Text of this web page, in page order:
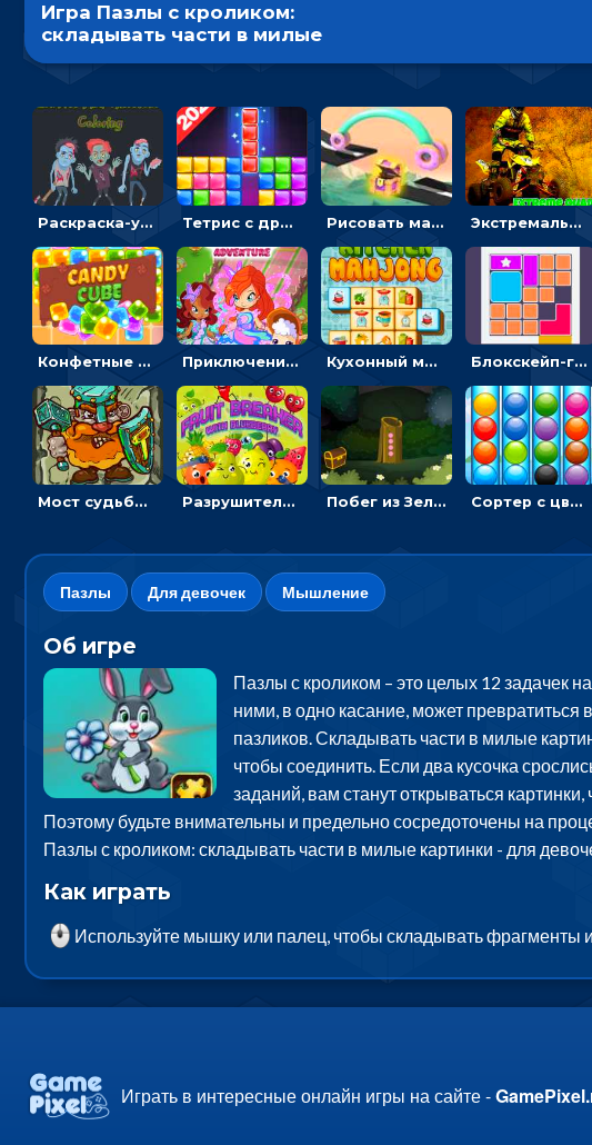
Игра Пазлы с кроликом:
складывать части в милые
картинки - для девочек
Раскраска-ужастик: разукрась зомби и скелетов Тетрис с драгоценными камнями: расставляй блоки, чтобы получить линию - головоломка Рисовать машину и выигрывать гонку - для мальчиков Экстремальные пазлы с квадроциклами: собирать крутые тачки
Конфетные кубики: двигать сладости в сторону, чтобы стрелять по целям Приключения Клуба Винкс: менять дорожки, чтобы собирать кристаллы Кухонный маджонг: соединять пары посуды и расчищать поле Блокскейп-головоломка: двигать блоки, чтобы достать элемент со звездой
Мост судьбы: прыгать по платформам и бить молотом орков Разрушитель фруктов: стрелять ягодами по ананасам Побег из Зеленого парка: решай ребусы, чтобы выбраться на свободу Сортер с цветными шариками: размещать в колбах по цвету
Пазлы Для девочек Мышление
Об игре
Пазлы с кроликом – это целых 12 задачек
ними, в одно касание, может превратиться
пазликов. Складывать части в милые
чтобы соединить. Если два кусочка
заданий, вам станут открываться
Поэтому будьте внимательны и предельно сосредоточены на
Пазлы с кроликом: складывать части в милые картинки - для
Как играть
Используйте мышку или палец, чтобы складывать фрагменты
Играть в интересные онлайн игры на сайте -